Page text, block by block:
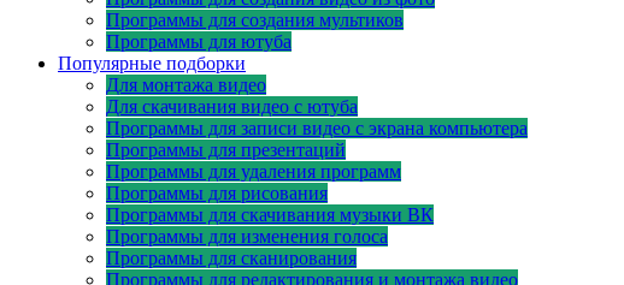
Программы для создания мультиков
Программы для ютуба
Популярные подборки
Для монтажа видео
Для скачивания видео с ютуба
Программы для записи видео с экрана компьютера
Программы для презентаций
Программы для удаления программ
Программы для рисования
Программы для скачивания музыки ВК
Программы для изменения голоса
Программы для сканирования
Программы для редактирования и монтажа видео